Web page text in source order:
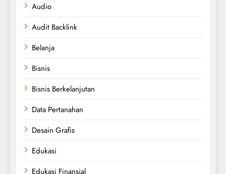
Audio
Audit Backlink
Belanja
Bisnis
Bisnis Berkelanjutan
Data Pertanahan
Desain Grafis
Edukasi
Edukasi Finansial